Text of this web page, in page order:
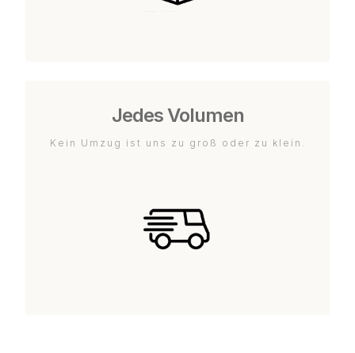
Jedes Volumen
Kein Umzug ist uns zu groß oder zu klein.